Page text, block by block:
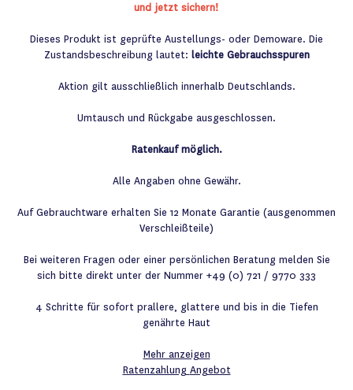
und jetzt sichern!
Dieses Produkt ist geprüfte Austellungs- oder Demoware. Die
Zustandsbeschreibung lautet: leichte Gebrauchsspuren
Aktion gilt ausschließlich innerhalb Deutschlands.
Umtausch und Rückgabe ausgeschlossen.
Ratenkauf möglich.
Alle Angaben ohne Gewähr.
Auf Gebrauchtware erhalten Sie 12 Monate Garantie (ausgenommen
Verschleißteile)
Bei weiteren Fragen oder einer persönlichen Beratung melden Sie
sich bitte direkt unter der Nummer +49 (0) 721 / 9770 333
4 Schritte für sofort prallere, glattere und bis in die Tiefen
genährte Haut
Mehr anzeigen
Ratenzahlung Angebot